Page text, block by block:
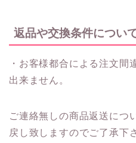
返品や交換条件につい
・お客様都合による注文間
出来ません。
ご連絡無しの商品返送につ
戻し致しますのでご了承下